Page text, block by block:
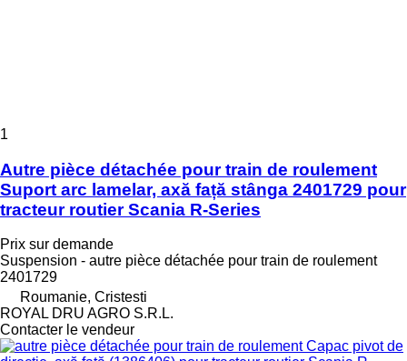
1
Autre pièce détachée pour train de roulement
Suport arc lamelar, axă față stânga 2401729 pour
tracteur routier Scania R-Series
Prix sur demande
Suspension - autre pièce détachée pour train de roulement
2401729
Roumanie, Cristesti
ROYAL DRU AGRO S.R.L.
Contacter le vendeur